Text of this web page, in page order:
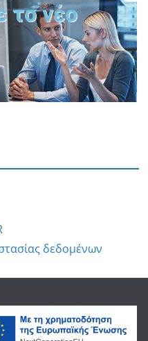
το νέο
δεδομένων